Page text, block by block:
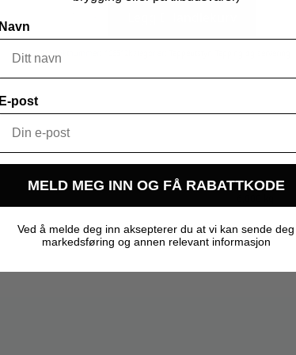
antall
Produktnummer:
Kegland
Navn
E-post
MELD MEG INN OG FÅ RABATTKODE
Ved å melde deg inn aksepterer du at vi kan sende deg
markedsføring og annen relevant informasjon